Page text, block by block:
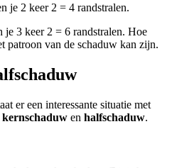
je 2 keer 2 = 4 randstralen.
je 3 keer 2 = 6 randstralen. Hoe
patroon van de schaduw kan zijn.
er een interessante situatie met
kernschaduw en halfschaduw.